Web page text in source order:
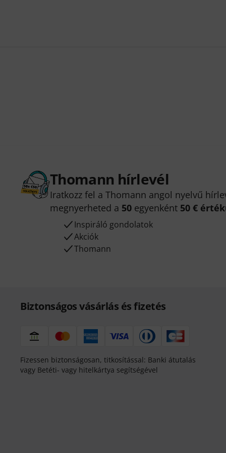
Thomann hírlevél
Iratkozz fel a Thomann angol nyelvű
megnyerheted a 50 egyenként 50 €
Inspiráló gondolatok
Akciók
Thomann
Biztonságos vásárlás és fizetés
Fizessen biztonságosan, titkosítással: Banki átutalás
vagy Betéti- vagy hitelkártya segítségével